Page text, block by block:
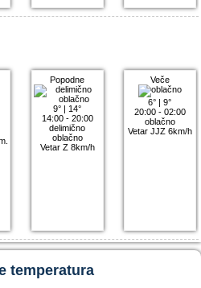
Popodne
9° | 14°
14:00 - 20:00
delimično
oblačno
Vetar Z 8km/h
Veče
6° |9°
20:00 - 02:00
oblačno
Vetar JJZ 6km/h
temperatura